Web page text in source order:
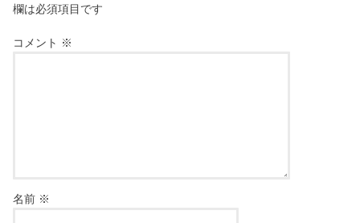
欄は必須項目です
コメント ※
名前 ※